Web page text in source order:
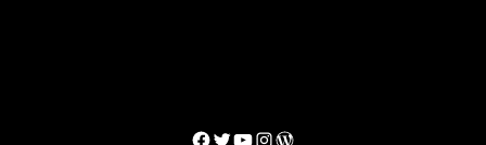
Facebook
Twitter
YouTube
Instagram
WordPress